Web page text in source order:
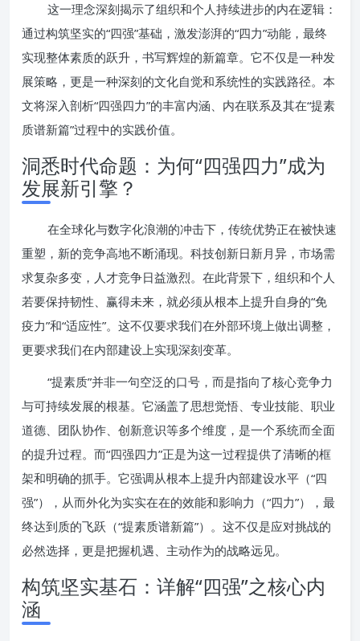
这一理念深刻揭示了组织和个人持续进步的内在逻辑：
通过构筑坚实的“四强”基础，激发澎湃的“四力”动能，最终
实现整体素质的跃升，书写辉煌的新篇章。它不仅是一种发
展策略，更是一种深刻的文化自觉和系统性的实践路径。本
文将深入剖析“四强四力”的丰富内涵、内在联系及其在“提素
质谱新篇”过程中的实践价值。
洞悉时代命题：为何“四强四力”成为
发展新引擎？
在全球化与数字化浪潮的冲击下，传统优势正在被快速
重塑，新的竞争高地不断涌现。科技创新日新月异，市场需
求复杂多变，人才竞争日益激烈。在此背景下，组织和个人
若要保持韧性、赢得未来，就必须从根本上提升自身的“免
疫力”和“适应性”。这不仅要求我们在外部环境上做出调整，
更要求我们在内部建设上实现深刻变革。
“提素质”并非一句空泛的口号，而是指向了核心竞争力
与可持续发展的根基。它涵盖了思想觉悟、专业技能、职业
道德、团队协作、创新意识等多个维度，是一个系统而全面
的提升过程。而“四强四力”正是为这一过程提供了清晰的框
架和明确的抓手。它强调从根本上提升内部建设水平（“四
强”），从而外化为实实在在的效能和影响力（“四力”），最
终达到质的飞跃（“提素质谱新篇”）。这不仅是应对挑战的
必然选择，更是把握机遇、主动作为的战略远见。
构筑坚实基石：详解“四强”之核心内
涵